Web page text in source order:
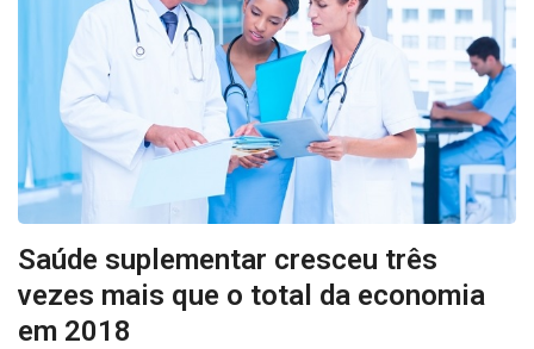
Saúde suplementar cresceu três
vezes mais que o total da economia
em 2018